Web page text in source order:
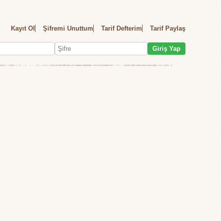
Kayıt Ol Şifremi Unuttum Tarif Defterim Tarif Paylaş
Giriş Yap